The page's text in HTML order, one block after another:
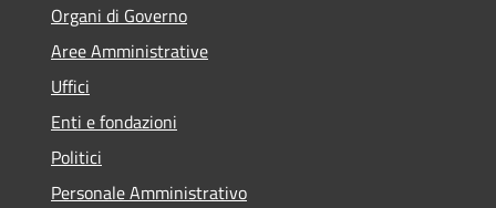
Organi di Governo
Aree Amministrative
Uffici
Enti e fondazioni
Politici
Personale Amministrativo